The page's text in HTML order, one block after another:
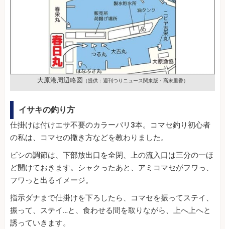
大原港周辺略図 （提供：週刊つりニュース関東版・高末里香）
イサキの釣り方
仕掛けは付けエサ不要のカラーバリ3本。コマセ釣り初心者
の私は、コマセの撒き方などを教わりました。
ビシの調節は、下部放出口を全閉、上の流入口は三分の一ほ
ど開けておきます。シャクったあと、アミコマセがフワっ、
フワっと出るイメージ。
指示ダナまで仕掛けを下ろしたら、コマセを振ってステイ、
振って、ステイ…と、食わせる間を取りながら、上へ上へと
誘っていきます。